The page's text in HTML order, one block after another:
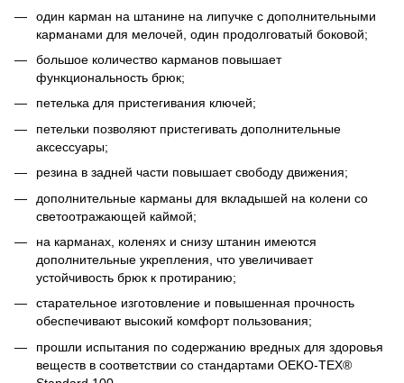
один карман на штанине на липучке с дополнительными
карманами для мелочей, один продолговатый боковой;
большое количество карманов повышает
функциональность брюк;
петелька для пристегивания ключей;
петельки позволяют пристегивать дополнительные
аксессуары;
резина в задней части повышает свободу движения;
дополнительные карманы для вкладышей на колени со
светоотражающей каймой;
на карманах, коленях и снизу штанин имеются
дополнительные укрепления, что увеличивает
устойчивость брюк к протиранию;
старательное изготовление и повышенная прочность
обеспечивают высокий комфорт пользования;
прошли испытания по содержанию вредных для здоровья
веществ в соответствии со стандартами OEKO-TEX®